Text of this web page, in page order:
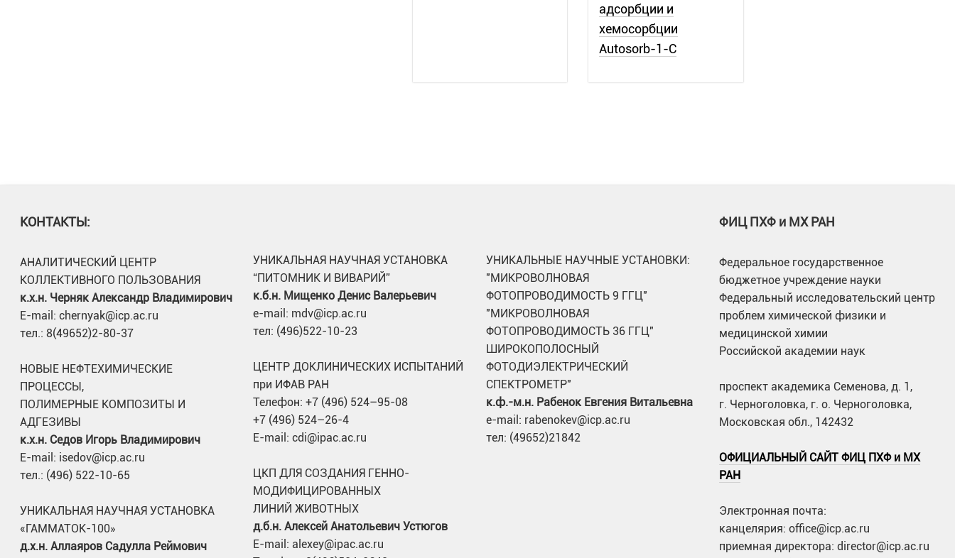
адсорбции и
хемосорбции
Autosorb-1-C
КОНТАКТЫ:
АНАЛИТИЧЕСКИЙ ЦЕНТР
КОЛЛЕКТИВНОГО ПОЛЬЗОВАНИЯ
к.х.н. Черняк Александр Владимирович
E-mail: chernyak@icp.ac.ru
тел.: 8(49652)2-80-37
НОВЫЕ НЕФТЕХИМИЧЕСКИЕ
ПРОЦЕССЫ,
ПОЛИМЕРНЫЕ КОМПОЗИТЫ И
АДГЕЗИВЫ
к.х.н. Седов Игорь Владимирович
E-mail: isedov@icp.ac.ru
тел.: (496) 522-10-65
УНИКАЛЬНАЯ НАУЧНАЯ УСТАНОВКА
«ГАММАТОК-100»
д.х.н. Аллаяров Садулла Реймович
УНИКАЛЬНАЯ НАУЧНАЯ УСТАНОВКА
“ПИТОМНИК И ВИВАРИЙ”
к.б.н. Мищенко Денис Валерьевич
e-mail: mdv@icp.ac.ru
тел: (496)522-10-23
ЦЕНТР ДОКЛИНИЧЕСКИХ ИСПЫТАНИЙ
при ИФАВ РАН
Телефон: +7 (496) 524–95-08
+7 (496) 524–26-4
E-mail: cdi@ipac.ac.ru
ЦКП ДЛЯ СОЗДАНИЯ ГЕННО-
МОДИФИЦИРОВАННЫХ
ЛИНИЙ ЖИВОТНЫХ
д.б.н. Алексей Анатольевич Устюгов
E-mail: alexey@ipac.ac.ru
УНИКАЛЬНЫЕ НАУЧНЫЕ УСТАНОВКИ:
"МИКРОВОЛНОВАЯ
ФОТОПРОВОДИМОСТЬ 9 ГГЦ"
"МИКРОВОЛНОВАЯ
ФОТОПРОВОДИМОСТЬ 36 ГГЦ"
ШИРОКОПОЛОСНЫЙ
ФОТОДИЭЛЕКТРИЧЕСКИЙ
СПЕКТРОМЕТР"
к.ф.-м.н. Рабенок Евгения Витальевна
e-mail: rabenokev@icp.ac.ru
тел: (49652)21842
ФИЦ ПХФ и МХ РАН
Федеральное государственное
бюджетное учреждение науки
Федеральный исследовательский центр
проблем химической физики и
медицинской химии
Российской академии наук
проспект академика Семенова, д. 1,
г. Черноголовка, г. о. Черноголовка,
Московская обл., 142432
ОФИЦИАЛЬНЫЙ САЙТ ФИЦ ПХФ и МХ
РАН
Электронная почта:
канцелярия: office@icp.ac.ru
приемная директора: director@icp.ac.ru